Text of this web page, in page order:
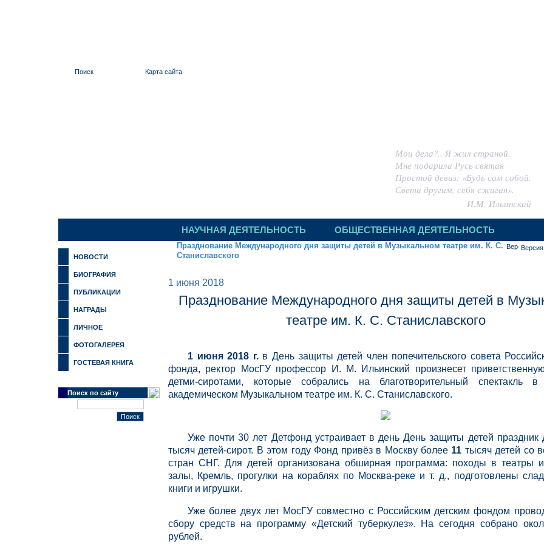
Поиск Карта сайта
Мои дела?.. Я жил страной.
Мне подарила Русь святая
Простой девиз: «Будь сам собой.
Свети другим, себя сжигая».
И.М. Ильинский
НАУЧНАЯ ДЕЯТЕЛЬНОСТЬ ОБЩЕСТВЕННАЯ ДЕЯТЕЛЬНОСТЬ
НОВОСТИ
БИОГРАФИЯ
ПУБЛИКАЦИИ
НАГРАДЫ
ЛИЧНОЕ
ФОТОГАЛЕРЕЯ
ГОСТЕВАЯ КНИГА
Поиск по сайту
Празднование Международного дня защиты детей в Музыкальном театре им. К. С.
Станиславского
1 июня 2018
Празднование Международного дня защиты детей в
театре им. К. С. Станиславского
1 июня 2018 г.в День защиты детей член попечительского совета
фонда, ректор МосГУ профессор И. М. Ильинский произнесет
детми-сиротами, которые собрались на благотворительный спектакль в
академическом Музыкальном театре им. К. С. Станиславского.
Уже почти 30 лет Детфонд устраивает в день День защиты детей праздник
тысяч детей-сирот. В этом году Фонд привёз в Москву более 11 тысяч детей со
стран СНГ. Для детей организована обширная программа: походы в театры
залы, Кремль, прогулки на кораблях по Москва-реке и т. д., подготовлены
книги и игрушки.
Уже более двух лет МосГУ совместно с Российским детским фондом
сбору средств на программу «Детский туберкулез». На сегодня собрано
рублей.